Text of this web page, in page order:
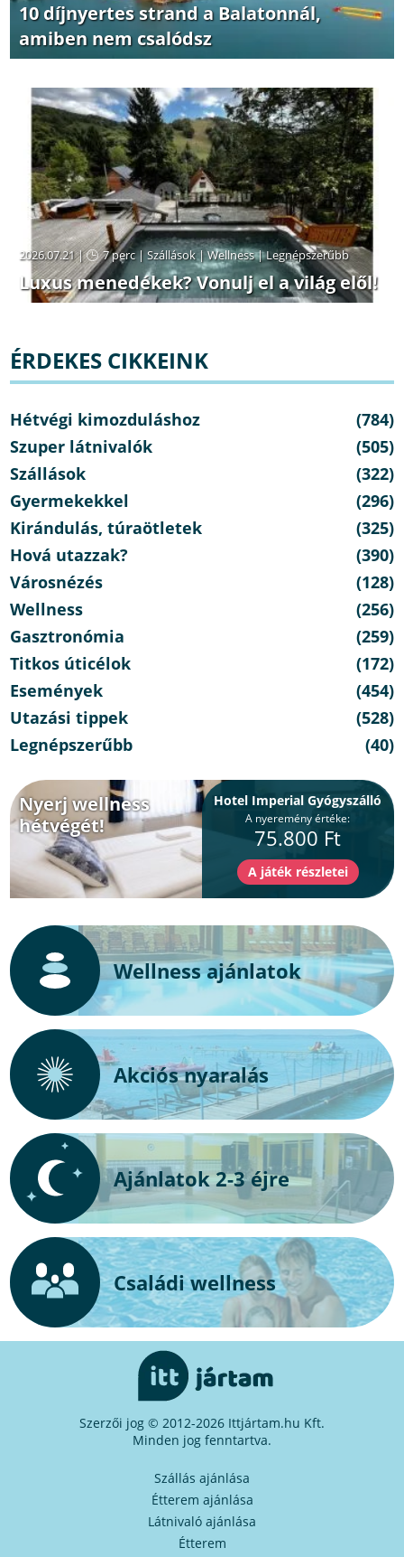
10 díjnyertes strand a Balatonnál,
amiben nem csalódsz
2026.07.21 | 7 perc|Szállások|Wellness|Legnépszerűbb
Luxus menedékek? Vonulj el a világ elől!
ÉRDEKES CIKKEINK
Hétvégi kimozduláshoz
(784)
Szuper látnivalók
(505)
Szállások
(322)
Gyermekekkel
(296)
Kirándulás, túraötletek
(325)
Hová utazzak?
(390)
Városnézés
(128)
Wellness
(256)
Gasztronómia
(259)
Titkos úticélok
(172)
Események
(454)
Utazási tippek
(528)
Legnépszerűbb
(40)
Nyerj wellness
hétvégét!
Hotel Imperial Gyógyszálló
A nyeremény értéke:
75.800 Ft
Wellness ajánlatok
Akciós nyaralás
Ajánlatok 2-3 éjre
Családi wellness
Szerzői jog © 2012-2026 Ittjártam.hu Kft.
Minden jog fenntartva.
Szállás ajánlása
Étterem ajánlása
Látnivaló ajánlása
Étterem